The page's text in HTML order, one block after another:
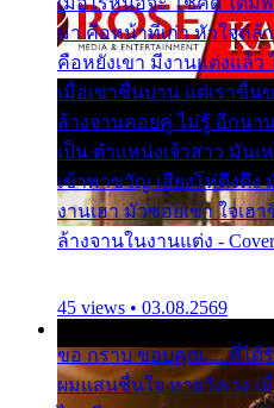
มา คือหน้าที่เก่า หัวใจหล้
คือหยังเขา มีงานแต่งแล้ว
เมื่อเขาชื่นบาน แต่เราขื่น
ล้างจานคอยคู่ ไม่รู้ อีกนา
เป็น ตำแหน่งเจ้าสาว มัน
เข้าพาขวัญ เสียงโห่ตึงตึง
งานเฮา มัวซอยเขา ใจเ
ล้างจานในงานแต่ง -
45 views • 03.08.2569
ขอ กราบ ขอบคุณ.... ที่ได้
ผมแสนชื่นใจ หายวังเวง เ